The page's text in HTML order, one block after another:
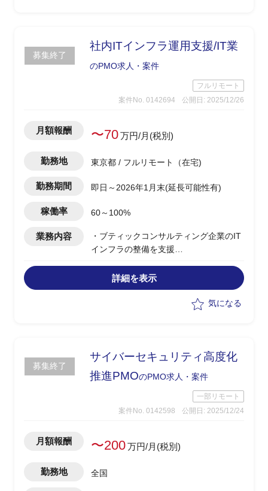
TXOne、Cisco製品等)を用いた機能検証
・お客様ネットワークSEと連携し、北上
工場現地での検証作業も一部対応
・ユーザー側としてPJを推進、業務調整
募集終了
社内ITインフラ運用支援/IT業
のPMO求人・案件
フルリモート
案件No. 0142694
公開日: 2025/12/26
月額報酬 〜70万円/月(税別)
勤務地 東京都 / フルリモート（在宅)
勤務期間 即日～2026年1月末(延長可能性有)
稼働率 60～100%
業務内容
・ブティックコンサルティング企業のIT
インフラの整備を支援
イクロソフトとの連携を想定
詳細を表示
気になる
募集終了
サイバーセキュリティ高度化
推進PMOのPMO求人・案件
一部リモート
案件No. 0142598
公開日: 2025/12/24
月額報酬 〜200万円/月(税別)
勤務地 全国